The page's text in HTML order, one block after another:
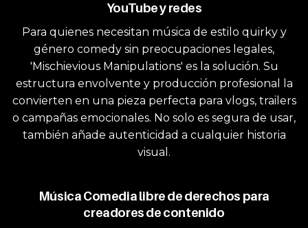
YouTube y redes
Para quienes necesitan música de estilo quirky y
género comedy sin preocupaciones legales,
'Mischievious Manipulations' es la solución. Su
estructura envolvente y producción profesional la
convierten en una pieza perfecta para vlogs, trailers
o campañas emocionales. No solo es segura de usar,
también añade autenticidad a cualquier historia
visual.
Música Comedia libre de derechos para
creadores de contenido